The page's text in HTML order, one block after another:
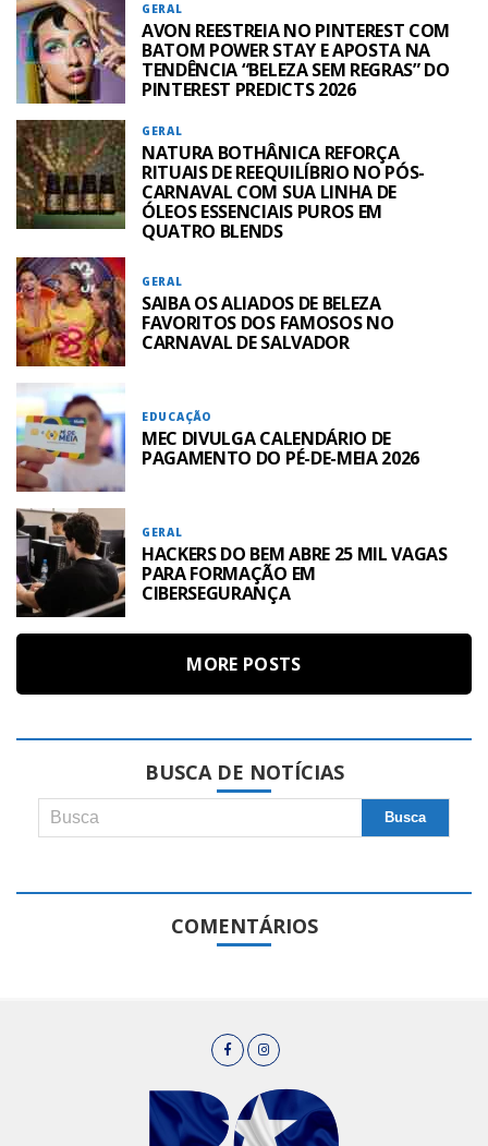
GERAL
AVON REESTREIA NO PINTEREST COM
BATOM POWER STAY E APOSTA NA
TENDÊNCIA “BELEZA SEM REGRAS” DO
PINTEREST PREDICTS 2026
GERAL
NATURA BOTHÂNICA REFORÇA
RITUAIS DE REEQUILÍBRIO NO PÓS-
CARNAVAL COM SUA LINHA DE
ÓLEOS ESSENCIAIS PUROS EM
QUATRO BLENDS
GERAL
SAIBA OS ALIADOS DE BELEZA
FAVORITOS DOS FAMOSOS NO
CARNAVAL DE SALVADOR
EDUCAÇÃO
MEC DIVULGA CALENDÁRIO DE
PAGAMENTO DO PÉ-DE-MEIA 2026
GERAL
HACKERS DO BEM ABRE 25 MIL VAGAS
PARA FORMAÇÃO EM
CIBERSEGURANÇA
MORE POSTS
BUSCA DE NOTÍCIAS
COMENTÁRIOS